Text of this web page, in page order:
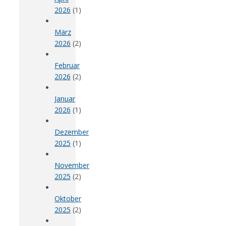
2026 (1)
März
2026 (2)
Februar
2026 (2)
Januar
2026 (1)
Dezember
2025 (1)
November
2025 (2)
Oktober
2025 (2)